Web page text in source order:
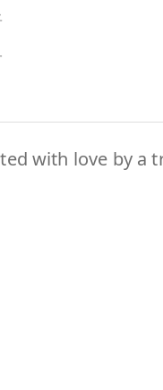
with love by a